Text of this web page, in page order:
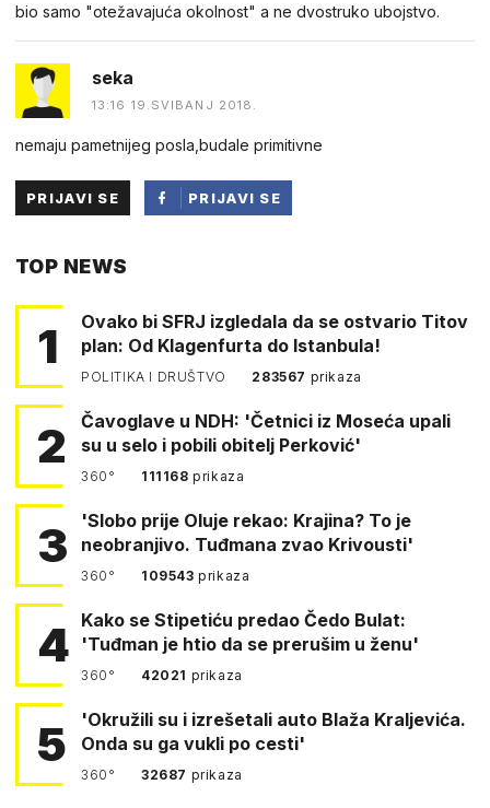
bio samo "otežavajuća okolnost" a ne dvostruko ubojstvo.
seka
13:16 19.SVIBANJ 2018.
nemaju pametnijeg posla,budale primitivne
PRIJAVI SE
PRIJAVI SE
TOP NEWS
1
Ovako bi SFRJ izgledala da se ostvario Titov
plan: Od Klagenfurta do Istanbula!
POLITIKA I DRUŠTVO 283567 prikaza
2
Čavoglave u NDH: 'Četnici iz Moseća upali
su u selo i pobili obitelj Perković'
360° 111168prikaza
3
'Slobo prije Oluje rekao: Krajina? To je
neobranjivo. Tuđmana zvao Krivousti'
360° 109543prikaza
4 Kako se Stipetiću predao Čedo Bulat:
'Tuđman je htio da se prerušim u ženu'
360° 42021 prikaza
5
'Okružili su i izrešetali auto Blaža Kraljevića.
Onda su ga vukli po cesti'
360° 32687 prikaza